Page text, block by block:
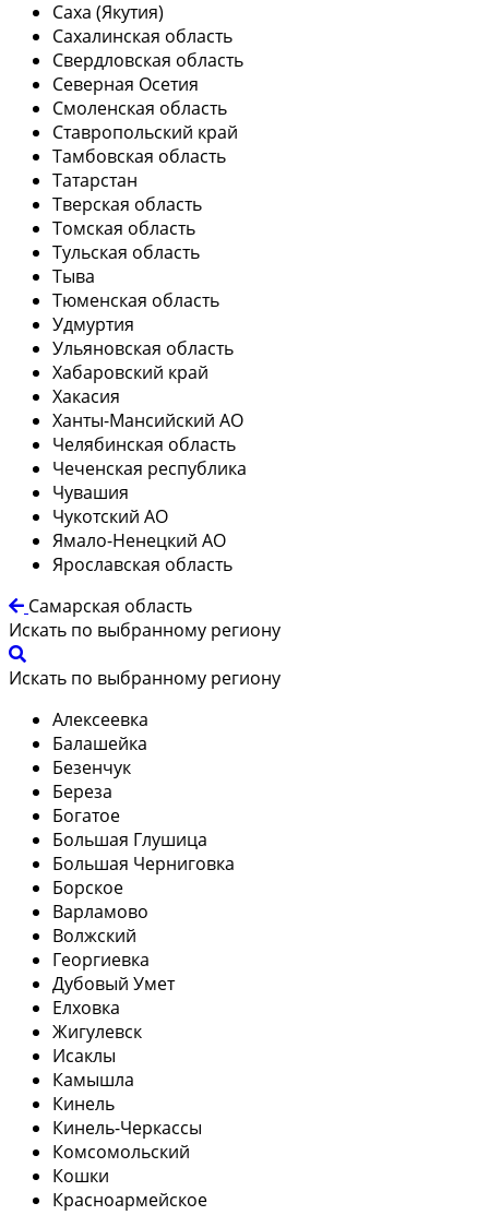
Саха (Якутия)
Сахалинская область
Свердловская область
Северная Осетия
Смоленская область
Ставропольский край
Тамбовская область
Татарстан
Тверская область
Томская область
Тульская область
Тыва
Тюменская область
Удмуртия
Ульяновская область
Хабаровский край
Хакасия
Ханты-Мансийский АО
Челябинская область
Чеченская республика
Чувашия
Чукотский АО
Ямало-Ненецкий АО
Ярославская область
Самарская область
Искать по выбранному региону
Искать по выбранному региону
Алексеевка
Балашейка
Безенчук
Береза
Богатое
Большая Глушица
Большая Черниговка
Борское
Варламово
Волжский
Георгиевка
Дубовый Умет
Елховка
Жигулевск
Исаклы
Камышла
Кинель
Кинель-Черкассы
Комсомольский
Кошки
Красноармейское